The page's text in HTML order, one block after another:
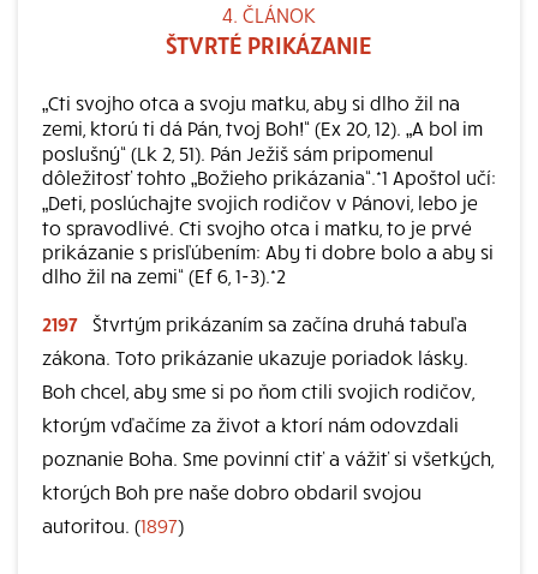
4. ČLÁNOK
ŠTVRTÉ PRIKÁZANIE
„Cti svojho otca a svoju matku, aby si dlho žil na
zemi, ktorú ti dá Pán, tvoj Boh!“ (Ex 20, 12). „A bol im
poslušný“ (Lk 2, 51). Pán Ježiš sám pripomenul
dôležitosť tohto „Božieho prikázania“.*1 Apoštol učí:
„Deti, poslúchajte svojich rodičov v Pánovi, lebo je
to spravodlivé. Cti svojho otca i matku, to je prvé
prikázanie s prisľúbením: Aby ti dobre bolo a aby si
dlho žil na zemi“ (Ef 6, 1-3).*2
2197 Štvrtým prikázaním sa začína druhá tabuľa
zákona. Toto prikázanie ukazuje poriadok lásky.
Boh chcel, aby sme si po ňom ctili svojich rodičov,
ktorým vďačíme za život a ktorí nám odovzdali
poznanie Boha. Sme povinní ctiť a vážiť si všetkých,
ktorých Boh pre naše dobro obdaril svojou
autoritou. (1897)